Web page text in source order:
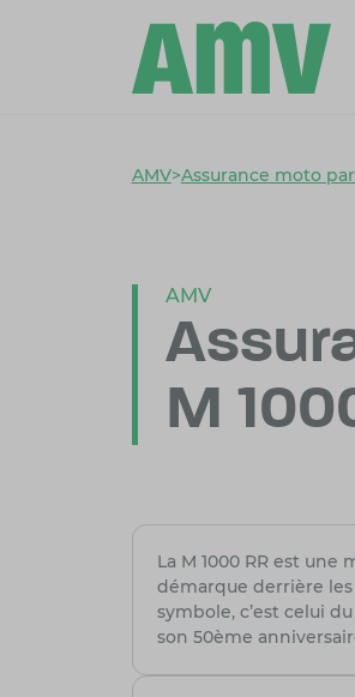
AMV>Assurance moto
AMV
M
La M 1000 RR est
démarque derrière les
symbole, c’est celui
son 50ème